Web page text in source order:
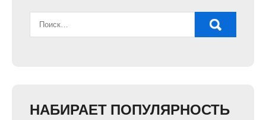
НАБИРАЕТ ПОПУЛЯРНОСТЬ